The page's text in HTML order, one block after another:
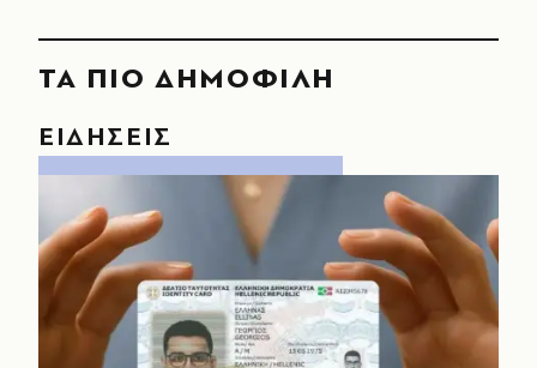
ΤΑ ΠΙΟ ΔΗΜΟΦΙΛΗ
ΕΙΔΗΣΕΙΣ